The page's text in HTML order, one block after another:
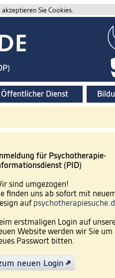
Sie Cookies.
Dienst
für Psychotherapie-
(PID)
sind umgezogen!
finden uns ab sofort mit
auf
erstmaligen Login auf
Website werden wir Sie um
Passwort bitten.
neuen Login